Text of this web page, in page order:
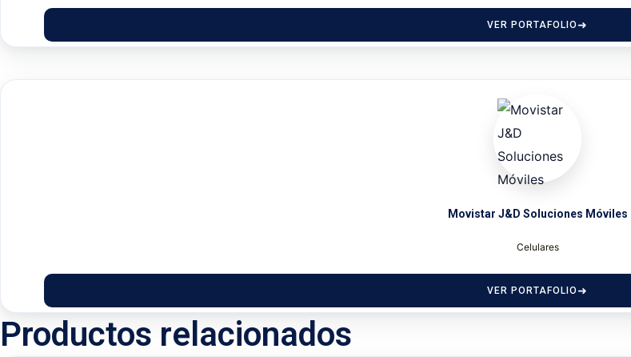
VER PORTAFOLIO
Movistar J&D Soluciones Móviles
Celulares
VER PORTAFOLIO
Productos relacionados